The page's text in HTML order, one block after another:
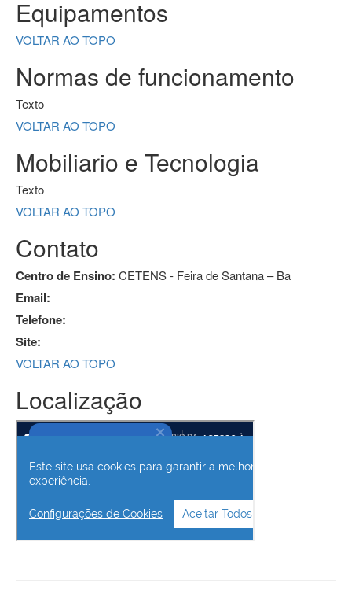
Equipamentos
VOLTAR AO TOPO
Normas de funcionamento
Texto
VOLTAR AO TOPO
Mobiliario e Tecnologia
Texto
VOLTAR AO TOPO
Contato
Centro de Ensino: CETENS - Feira de Santana – Ba
Email:
Telefone:
Site:
VOLTAR AO TOPO
Localização